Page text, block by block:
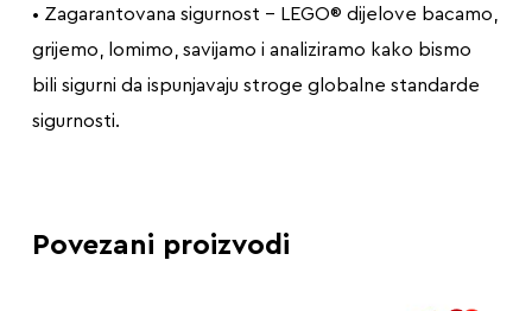
• Zagarantovana sigurnost – LEGO® dijelove bacamo,
grijemo, lomimo, savijamo i analiziramo kako bismo
bili sigurni da ispunjavaju stroge globalne standarde
sigurnosti.
Povezani proizvodi